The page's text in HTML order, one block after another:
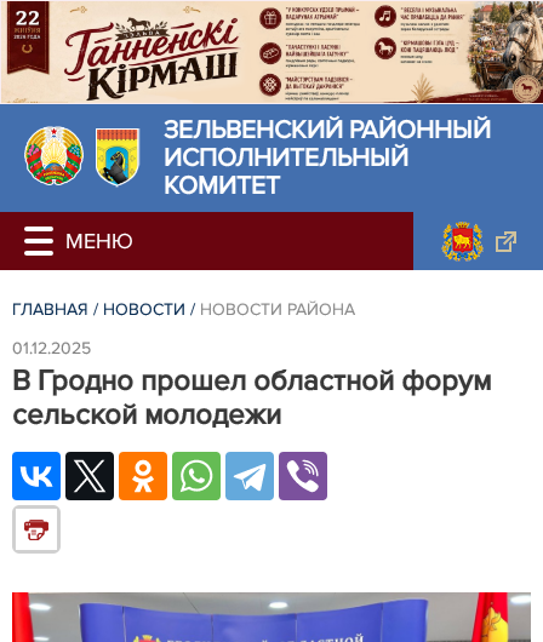
ЗЕЛЬВЕНСКИЙ РАЙОННЫЙ
ИСПОЛНИТЕЛЬНЫЙ
КОМИТЕТ
ГЛАВНАЯ / НОВОСТИ / НОВОСТИ РАЙОНА
01.12.2025
В Гродно прошел областной форум
сельской молодежи